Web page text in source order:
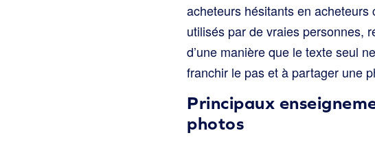
acheteurs hésitants en
utilisés par de vraies personnes,
d’une manière que le texte seul
franchir le pas et à partager une
Principaux
photos